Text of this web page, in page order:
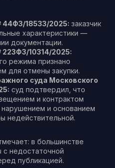
18533/2025: заказчик
характеристики —
документации.
10314/2025:
режима признано
для отмены закупки.
суда Московского
суд подтвердил, что
и контрактом
и основанием
недействительной.
в большинстве
с недостаточной
публикацией.